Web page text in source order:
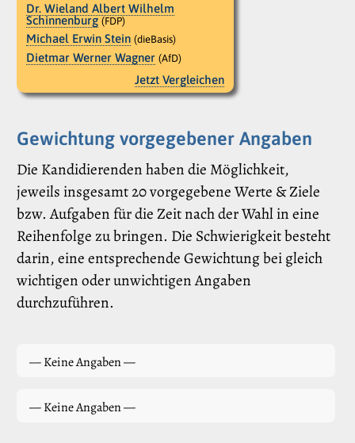
Dr. Wieland Albert Wilhelm
Schinnenburg (FDP)
Michael Erwin Stein (dieBasis)
Dietmar Werner Wagner (AfD)
Jetzt Vergleichen
Gewichtung vorgegebener Angaben
Die Kandidierenden haben die Möglichkeit,
jeweils insgesamt 20 vorgegebene Werte & Ziele
bzw. Aufgaben für die Zeit nach der Wahl in eine
Reihenfolge zu bringen. Die Schwierigkeit besteht
darin, eine entsprechende Gewichtung bei gleich
wichtigen oder unwichtigen Angaben
durchzuführen.
— Keine Angaben —
— Keine Angaben —